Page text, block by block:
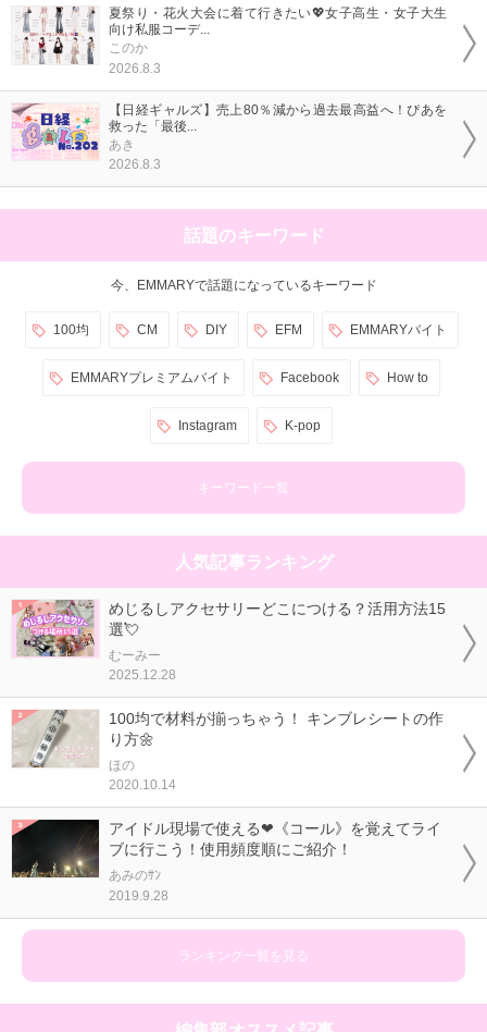
夏祭り・花火大会に着て行きたい💖女子高生・女子大生
向け私服コーデ...
このか
2026.8.3
【日経ギャルズ】売上80％減から過去最高益へ！ぴあを
救った「最後...
あき
2026.8.3
話題のキーワード
今、EMMARYで話題になっているキーワード
100均 CM DIY EFM EMMARYバイト
EMMARYプレミアムバイト Facebook How to
Instagram K-pop
キーワード一覧
人気記事ランキング
めじるしアクセサリーどこにつける？活用方法15
選💘
むーみー
2025.12.28
100均で材料が揃っちゃう！ キンブレシートの作
り方🌼
ほの
2020.10.14
アイドル現場で使える❤《コール》を覚えてライ
ブに行こう！使用頻度順にご紹介！
あみのｻﾝ
2019.9.28
ランキング一覧を見る